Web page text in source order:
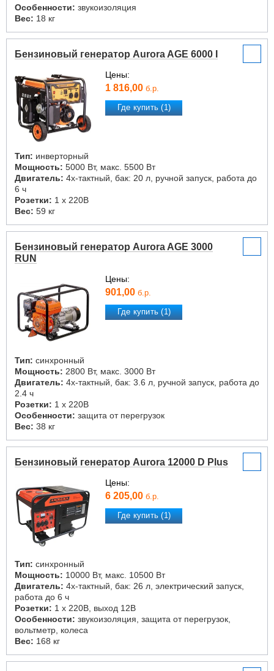
Особенности: звукоизоляция
Вес: 18 кг
Бензиновый генератор Aurora AGE 6000 I
Цены:
1 816,00 б.р.
Где купить (1)
Тип: инверторный
Мощность: 5000 Вт, макс. 5500 Вт
Двигатель: 4х-тактный, бак: 20 л, ручной запуск, работа до
6 ч
Розетки: 1 х 220В
Вес: 59 кг
Бензиновый генератор Aurora AGE 3000
RUN
Цены:
901,00 б.р.
Где купить (1)
Тип: синхронный
Мощность: 2800 Вт, макс. 3000 Вт
Двигатель: 4х-тактный, бак: 3.6 л, ручной запуск, работа до
2.4 ч
Розетки: 1 х 220В
Особенности: защита от перегрузок
Вес: 38 кг
Бензиновый генератор Aurora 12000 D Plus
Цены:
6 205,00 б.р.
Где купить (1)
Тип: синхронный
Мощность: 10000 Вт, макс. 10500 Вт
Двигатель: 4х-тактный, бак: 26 л, электрический запуск,
работа до 6 ч
Розетки: 1 х 220В, выход 12В
Особенности: звукоизоляция, защита от перегрузок,
вольтметр, колеса
Вес: 168 кг